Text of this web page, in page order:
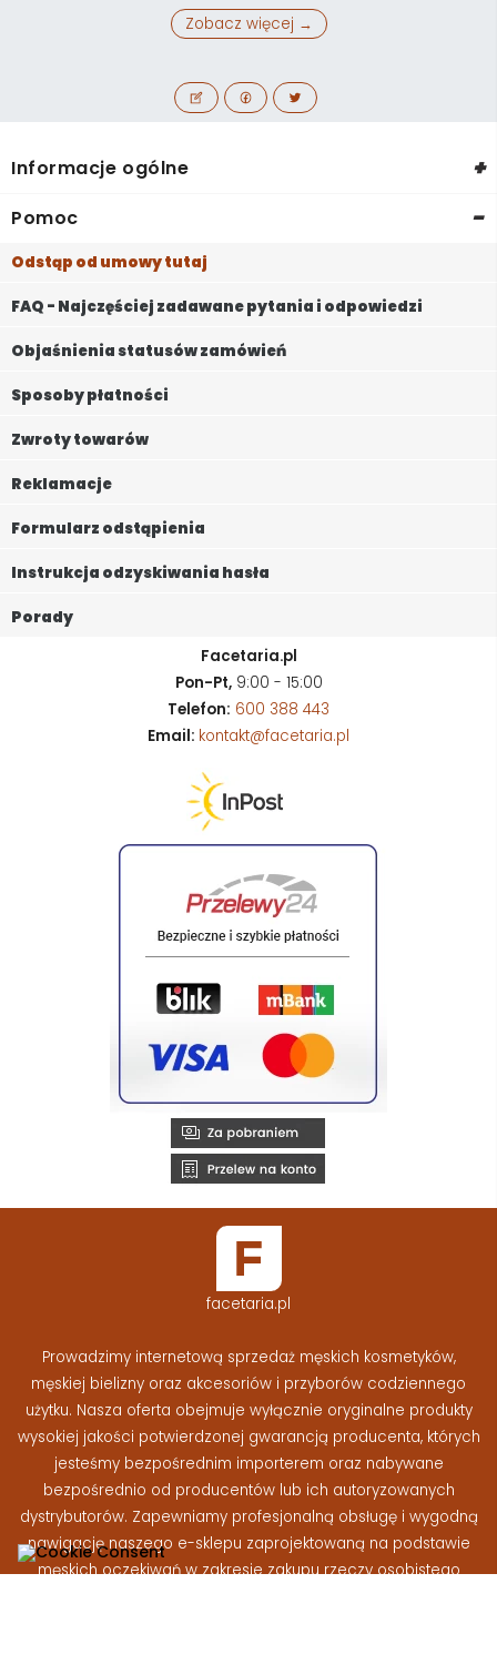
Zobacz więcej →
Informacje ogólne +
Pomoc -
Odstąp od umowy tutaj
FAQ - Najczęściej zadawane pytania i odpowiedzi
Objaśnienia statusów zamówień
Sposoby płatności
Zwroty towarów
Reklamacje
Formularz odstąpienia
Instrukcja odzyskiwania hasła
Porady
Facetaria.pl
Pon-Pt,9:00 - 15:00
Telefon: 600 388 443
Email: kontakt@facetaria.pl
facetaria.pl
Prowadzimy internetową sprzedaż męskich kosmetyków,
męskiej bielizny oraz akcesoriów i przyborów codziennego
użytku. Nasza oferta obejmuje wyłącznie oryginalne produkty
wysokiej jakości potwierdzonej gwarancją producenta, których
jesteśmy bezpośrednim importerem oraz nabywane
bezpośrednio od producentów lub ich autoryzowanych
dystrybutorów. Zapewniamy profesjonalną obsługę i wygodną
nawigację naszego e-sklepu zaprojektowaną na podstawie
męskich oczekiwań w zakresie zakupu rzeczy osobistego